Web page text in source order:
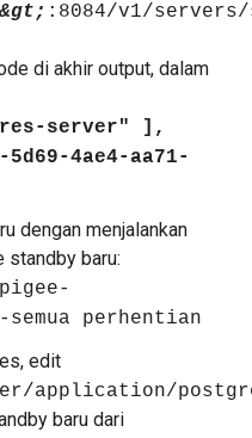
:8084/v1/
di akhir output, dalam
server" ],
4ae4-aa71-
dengan menjalankan
standby baru:
perhentian
edit
application/
baru dari